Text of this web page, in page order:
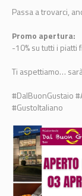
Passa a trovarci,
Promo apertura:
-10% su tutti i
Ti aspettiamo…
#DalBuonGustaio
#GustoItaliano